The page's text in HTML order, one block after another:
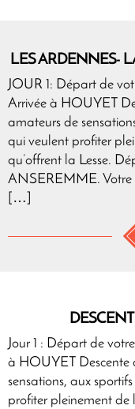
LES ARDENNES-
JOUR 1: Départ de
Arrivée à HOUYET
amateurs de
qui veulent profiter
qu’offrent la Lesse.
ANSEREMME. Votre
[…]
Jour 1 : Départ de
à HOUYET Descente
sensations, aux
profiter pleinement de